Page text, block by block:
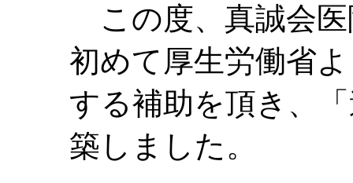
この度、真誠会医
初めて厚生労働省
する補助を頂き、
築しました。